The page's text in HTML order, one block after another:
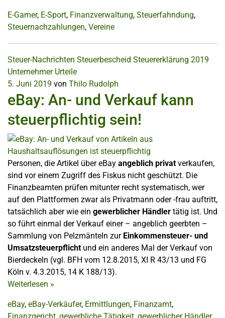
E-Gamer, E-Sport, Finanzverwaltung, Steuerfahndung,
Steuernachzahlungen, Vereine
Steuer-Nachrichten Steuerbescheid Steuererklärung 2019
Unternehmer Urteile
5. Juni 2019 von Thilo Rudolph
eBay: An- und Verkauf kann
steuerpflichtig sein!
Personen, die Artikel über eBay angeblich privatverkaufen,
sind vor einem Zugriff des Fiskus nicht geschützt. Die
Finanzbeamten prüfen mitunter recht systematisch, wer
auf den Plattformen zwar als Privatmann oder -frau auftritt,
tatsächlich aber wie ein gewerblicher Händler tätig ist. Und
so führt einmal der Verkauf einer – angeblich geerbten –
Sammlung von Pelzmänteln zur Einkommensteuer- und
Umsatzsteuerpflichtund ein anderes Mal der Verkauf von
Bierdeckeln (vgl. BFH vom 12.8.2015, XI R 43/13 und FG
Köln v. 4.3.2015, 14 K 188/13).
Weiterlesen »
eBay, eBay-Verkäufer, Ermittlungen, Finanzamt,
Finanzgericht, gewerbliche Tätigkeit, gewerblicher Händler,